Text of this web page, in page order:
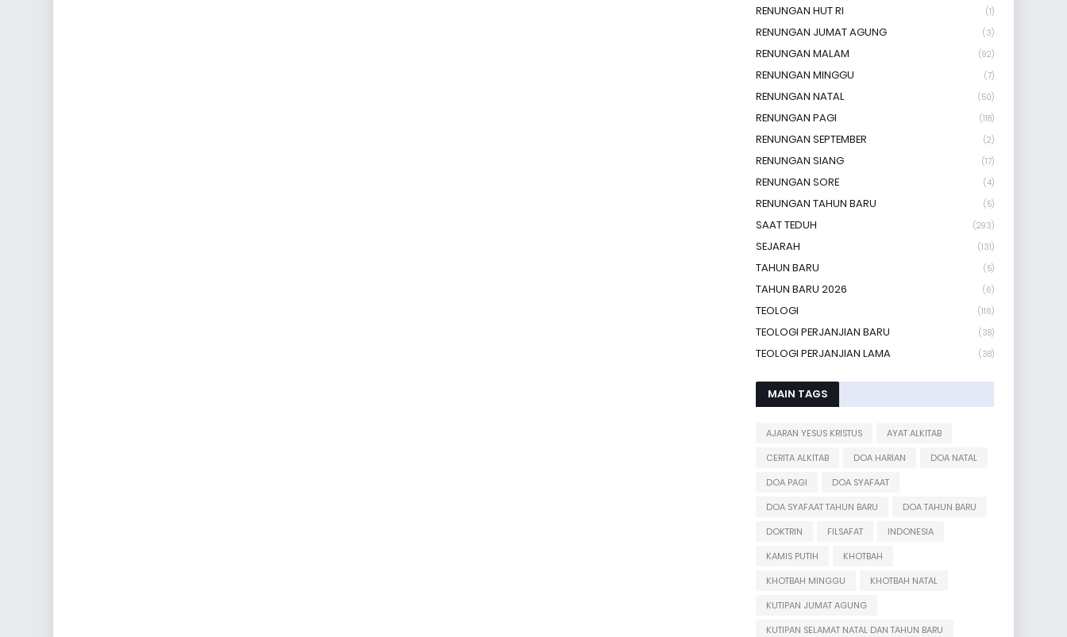
RENUNGAN HUT RI (1)
RENUNGAN JUMAT AGUNG (3)
RENUNGAN MALAM (92)
RENUNGAN MINGGU (7)
RENUNGAN NATAL (50)
RENUNGAN PAGI (118)
RENUNGAN SEPTEMBER (2)
RENUNGAN SIANG (17)
RENUNGAN SORE (4)
RENUNGAN TAHUN BARU (5)
SAAT TEDUH (293)
SEJARAH (131)
TAHUN BARU (5)
TAHUN BARU 2026 (6)
TEOLOGI (116)
TEOLOGI PERJANJIAN BARU (38)
TEOLOGI PERJANJIAN LAMA (38)
MAIN TAGS
AJARAN YESUS KRISTUS
AYAT ALKITAB
CERITA ALKITAB
DOA HARIAN
DOA NATAL
DOA PAGI
DOA SYAFAAT
DOA SYAFAAT TAHUN BARU
DOA TAHUN BARU
DOKTRIN
FILSAFAT
INDONESIA
KAMIS PUTIH
KHOTBAH
KHOTBAH MINGGU
KHOTBAH NATAL
KUTIPAN JUMAT AGUNG
KUTIPAN SELAMAT NATAL DAN TAHUN BARU